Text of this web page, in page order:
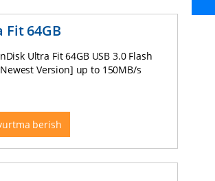
Fit 64GB
Ultra Fit 64GB USB 3.0 Flash
Version] up to 150MB/s
berish